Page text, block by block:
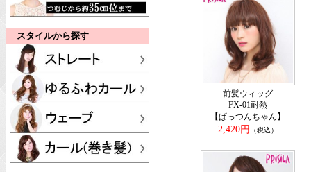
スタイルから探す
前髪ウィッグ
FX-01耐熱
【ぱっつんちゃん】
2,420円
（税込）